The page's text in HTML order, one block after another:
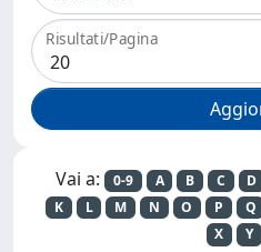
Risultati/Pagina
Vai a: 0-9 A B C D
K
L M N O P Q
X
Y